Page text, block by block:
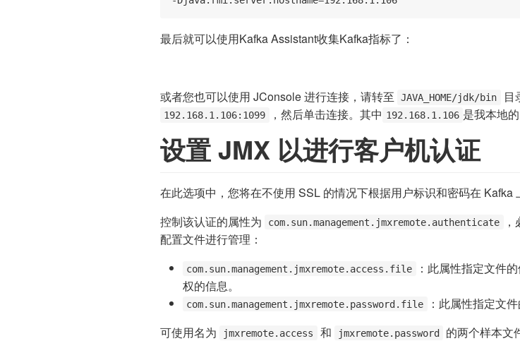
最后就可以使用Kafka Assistant收集Kafka指标了：
或者您也可以使用 JConsole 进行连接，请转至 JAVA_HOME/jdk/bin 目
192.168.1.106:1099 ，然后单击连接。其中 192.168.1.106 是我本地
设置 JMX 以进行客户机认证
在此选项中，您将在不使用 SSL 的情况下根据用户标识和密码在 Kafka
控制该认证的属性为
com.sun.management.jmxremote.authenticate
配置文件进行管理：
com.sun.management.jmxremote.access.file
：此属性指定文件
权的信息。
com.sun.management.jmxremote.password.file
：此属性指定文
可使用名为
jmxremote.access 和 jmxremote.password
的两个样本文